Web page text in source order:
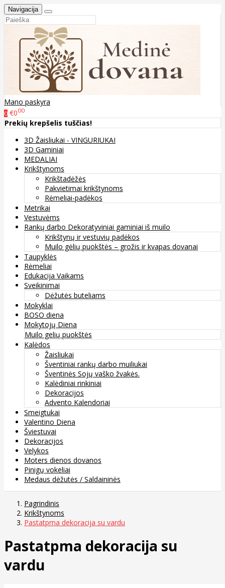
Navigacija
Mano paskyra
0 €000
Prekių krepšelis tuščias!
3D Žaisliukai - VINGURIUKAI
3D Gaminiai
MEDALIAI
Krikštynoms
Krikštadėžės
Pakvietimai krikštynoms
Rėmeliai-padėkos
Metrikai
Vestuvėms
Rankų darbo Dekoratyviniai gaminiai iš muilo
Krikštynų ir vestuvių padėkos
Muilo gėlių puokštės – grožis ir kvapas dovanai
Taupyklės
Rėmeliai
Edukacija Vaikams
Sveikinimai
Dėžutės buteliams
Mokyklai
BOSO diena
Mokytojų Diena
Muilo gelių puokštės
Kalėdos
Žaisliukai
Šventiniai rankų darbo muiliukai
Šventinės Sojų vaško žvakės.
Kalėdiniai rinkiniai
Dekoracijos
Advento Kalendoriai
Smeigtukai
Valentino Diena
Šviestuvai
Dekoracijos
Velykos
Moters dienos dovanos
Pinigų vokeliai
Medaus dėžutės / Saldaininės
Pagrindinis
Krikštynoms
Pastatpma dekoracija su vardu
Pastatpma dekoracija su
vardu